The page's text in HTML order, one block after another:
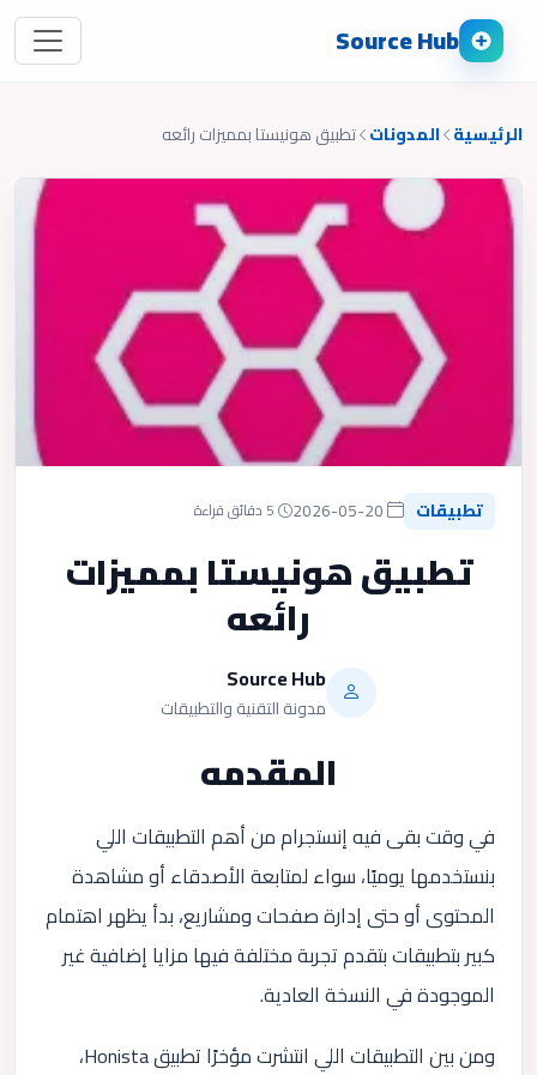
Source Hub
الرئيسية المدونات تطبيق هونيستا بمميزات رائعه
تطبيقات
تطبيق هونيستا بمميزات
رائعه
Source Hub
مدونة التقنية والتطبيقات
المقدمه
في وقت بقى فيه إنستجرام من أهم التطبيقات اللي
بنستخدمها يوميًا، سواء لمتابعة الأصدقاء أو مشاهدة
المحتوى أو حتى إدارة صفحات ومشاريع، بدأ يظهر اهتمام
كبير بتطبيقات بتقدم تجربة مختلفة فيها مزايا إضافية غير
الموجودة في النسخة العادية.
ومن بين التطبيقات اللي انتشرت مؤخرًا تطبيق Honista،